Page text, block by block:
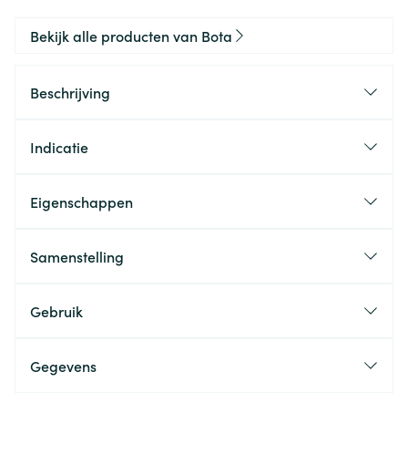
Bekijk alle producten van Bota
Beschrijving
Indicatie
Eigenschappen
Samenstelling
Gebruik
Gegevens